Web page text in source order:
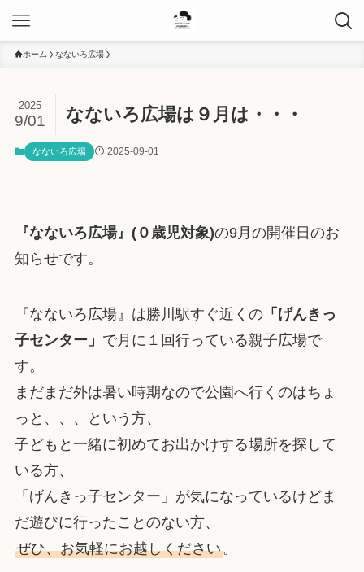
ホーム なないろ広場
なないろ広場は９月は・・・
2025
9/01
なないろ広場 2025-09-01
『なないろ広場』(０歳児対象)の9月の開催日のお
知らせです。
『なないろ広場』は勝川駅すぐ近くの「げんきっ
子センター」 で月に１回行っている親子広場で
す。
まだまだ外は暑い時期なので公園へ行くのはちょ
っと、、、という方、
子どもと一緒に初めてお出かけする場所を探して
いる方、
「げんきっ子センター」が気になっているけどま
だ遊びに行ったことのない方、
ぜひ、お気軽にお越しください。